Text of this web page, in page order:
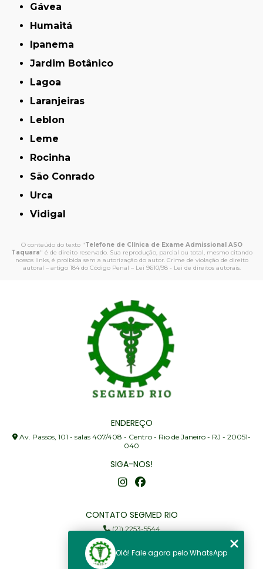
Gávea
Humaitá
Ipanema
Jardim Botânico
Lagoa
Laranjeiras
Leblon
Leme
Rocinha
São Conrado
Urca
Vidigal
O conteúdo do texto "Telefone de Clínica de Exame Admissional ASO
Taquara" é de direito reservado. Sua reprodução, parcial ou total, mesmo citando
nossos links, é proibida sem a autorização do autor. Crime de violação de direito
autoral – artigo 184 do Código Penal – Lei 9610/98 - Lei de direitos autorais.
ENDEREÇO
Av. Passos, 101 - salas 407/408 - Centro - Rio de Janeiro - RJ - 20051-
040
SIGA-NOS!
CONTATO SEGMED RIO
(21) 2253-5544
(21) 97905-3352
segmed@segmedrio.com.br
Olá! Fale agora pelo WhatsApp